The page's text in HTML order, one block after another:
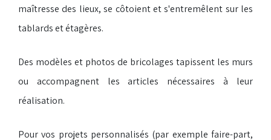
maîtresse des lieux, se côtoient et s'entremêlent sur les
tablards et étagères.
Des modèles et photos de bricolages tapissent les murs
ou accompagnent les articles nécessaires à leur
réalisation.
Pour vos projets personnalisés (par exemple faire-part,